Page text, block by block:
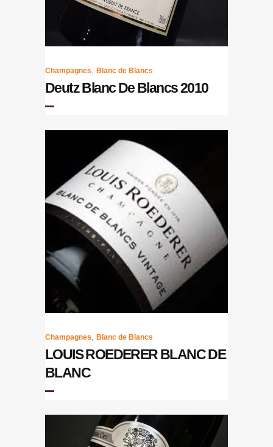
Champagnes Blanc de Blancs
Deutz Blanc De Blancs 2010
Champagnes Blanc de Blancs
LOUIS ROEDERER BLANC DE
BLANC